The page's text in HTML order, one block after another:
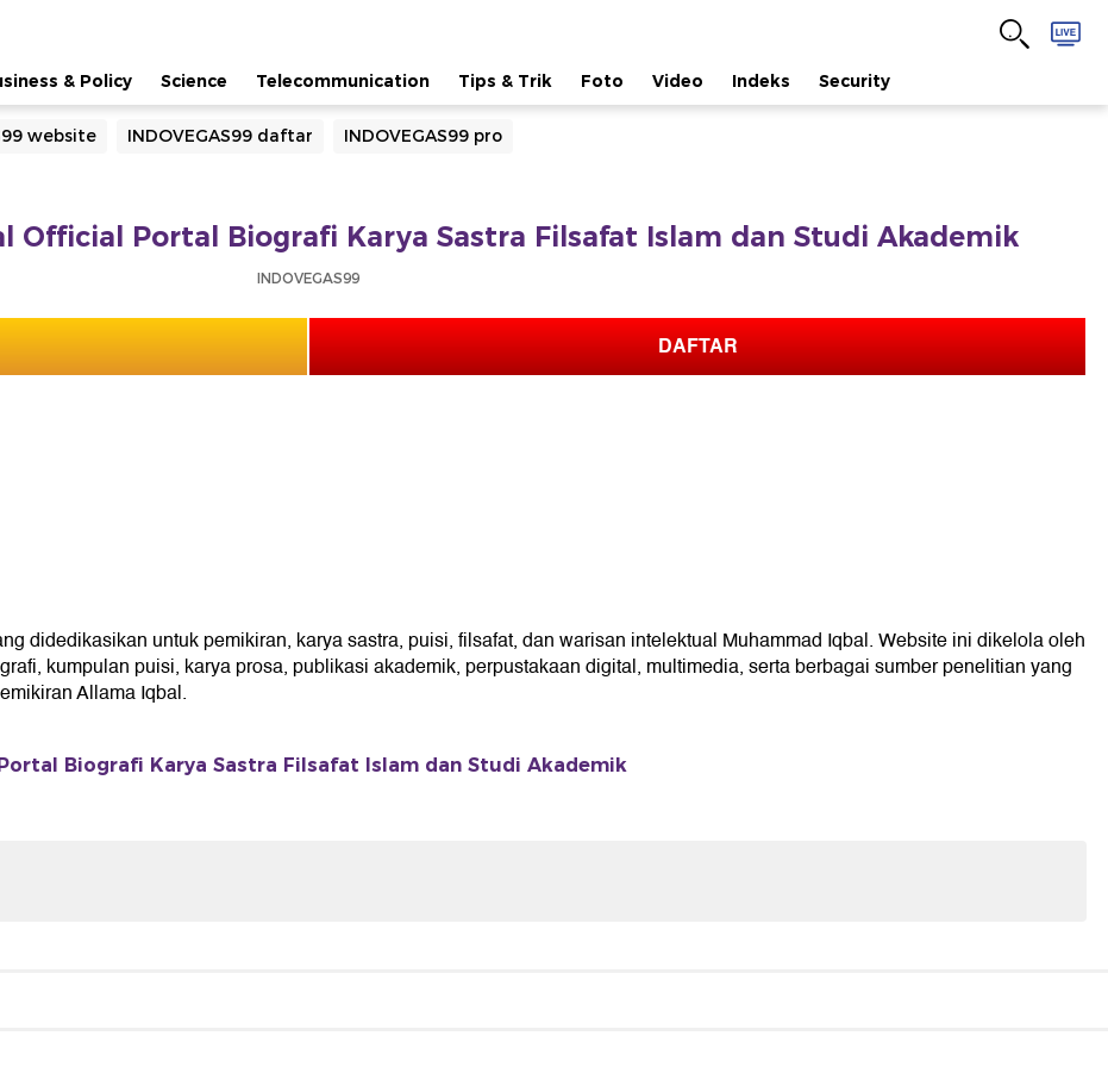
& Policy Science Telecommunication Tips & Trik Foto Video Indeks Security
website INDOVEGAS99 daftar INDOVEGAS99 pro
Official Portal Biografi Karya Sastra Filsafat Islam dan Studi Akademik
INDOVEGAS99
DAFTAR
didedikasikan untuk pemikiran, karya sastra, puisi, filsafat, dan warisan intelektual Muhammad Iqbal. Website ini dikelola oleh
kumpulan puisi, karya prosa, publikasi akademik, perpustakaan digital, multimedia, serta berbagai sumber penelitian yang
Allama Iqbal.
Biografi Karya Sastra Filsafat Islam dan Studi Akademik